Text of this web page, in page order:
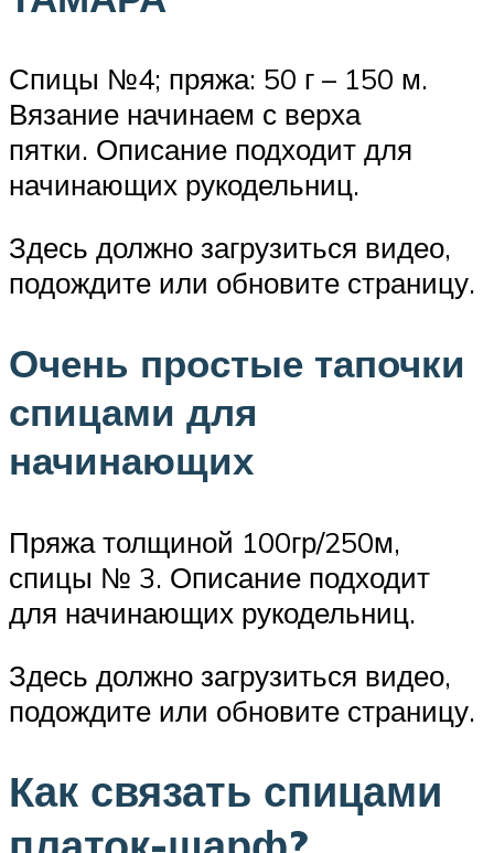
Спицы №4; пряжа: 50 г – 150 м.
Вязание начинаем с верха
пятки. Описание подходит для
начинающих рукодельниц.
Здесь должно загрузиться видео,
подождите или обновите страницу.
Очень простые тапочки
спицами для
начинающих
Пряжа толщиной 100гр/250м,
спицы № 3. Описание подходит
для начинающих рукодельниц.
Здесь должно загрузиться видео,
подождите или обновите страницу.
Как связать спицами